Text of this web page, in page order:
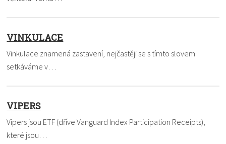
VINKULACE
Vinkulace znamená zastavení, nejčastěji se s tímto slovem
setkáváme v…
VIPERS
Vipers jsou ETF (dříve Vanguard Index Participation Receipts),
které jsou…